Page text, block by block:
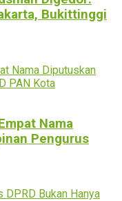
Bukittinggi
Nama
Pengurus